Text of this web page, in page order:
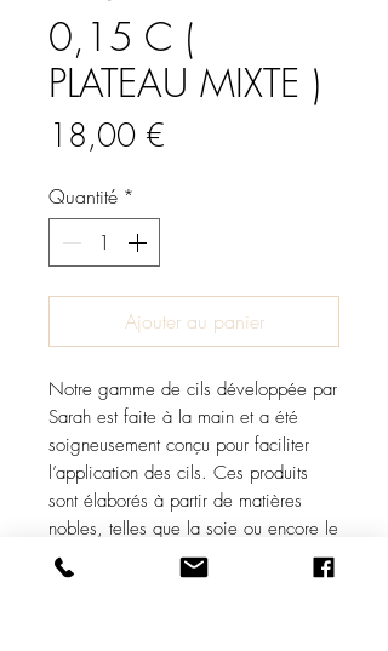
0,15 C (
PLATEAU MIXTE )
18,00 €
Quantité *
Ajouter au panier
Notre gamme de cils développée par
Sarah est faite à la main et a été
soigneusement conçu pour faciliter
l’application des cils. Ces produits
sont élaborés à partir de matières
nobles, telles que la soie ou encore le
cashemire.
Cette haute qualité de production